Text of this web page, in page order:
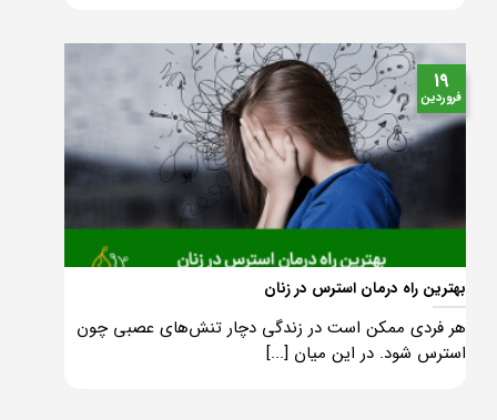
بهترین راه درمان استرس در زنان
هر فردی ممکن است در زندگی دچار تنش‌های عصبی چون
استرس شود. در این میان [...]
19
فروردین